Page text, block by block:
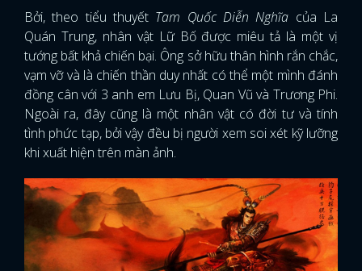
Bởi, theo tiểu thuyết Tam Quốc Diễn Nghĩa của La
Quán Trung, nhân vật Lữ Bố được miêu tả là một vị
tướng bất khả chiến bại. Ông sở hữu thân hình rắn chắc,
vạm vỡ và là chiến thần duy nhất có thể một mình đánh
đồng cân với 3 anh em Lưu Bị, Quan Vũ và Trương Phi.
Ngoài ra, đây cũng là một nhân vật có đời tư và tính
tình phức tạp, bởi vậy đều bị người xem soi xét kỹ lưỡng
khi xuất hiện trên màn ảnh.